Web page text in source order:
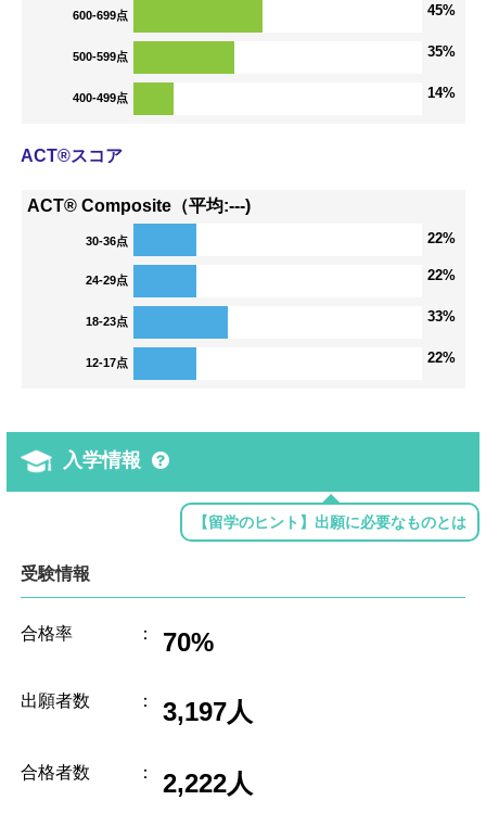
600-699点 45%
500-599点 35%
400-499点 14%
ACT®スコア
ACT® Composite（平均:---)
30-36点 22%
24-29点 22%
18-23点 33%
12-17点 22%
入学情報
【留学のヒント】出願に必要なものとは
受験情報
合格率 ： 70%
出願者数 ： 3,197人
合格者数 ： 2,222人